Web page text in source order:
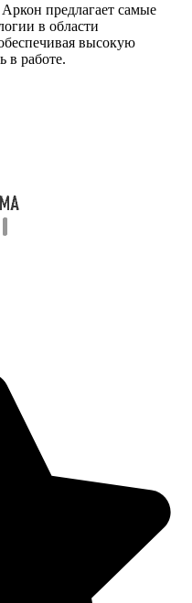
предлагает самые
в области
высокую
в работе.